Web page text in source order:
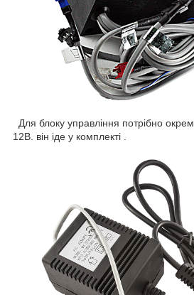
Для блоку управління потрібно
12В. він іде у комплекті .